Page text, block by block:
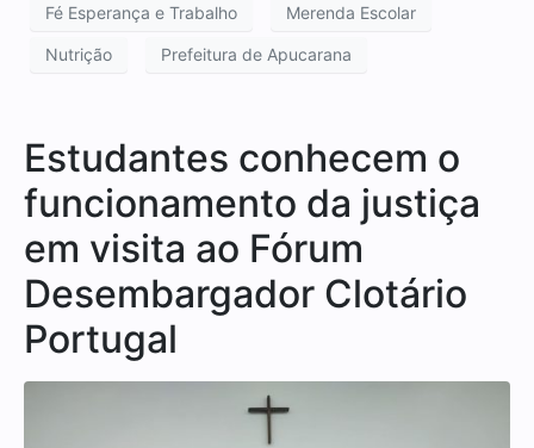
Fé Esperança e Trabalho Merenda Escolar
Nutrição Prefeitura de Apucarana
Estudantes conhecem o
funcionamento da justiça
em visita ao Fórum
Desembargador Clotário
Portugal